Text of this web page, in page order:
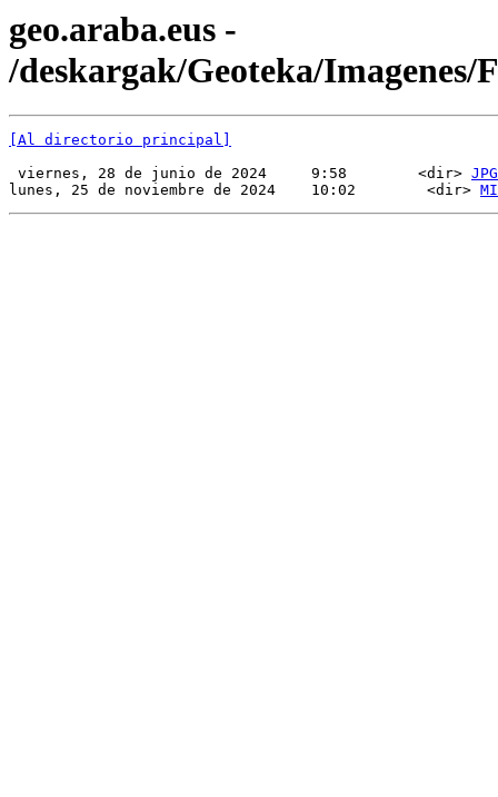
geo.araba.eus -
/deskargak/Geoteka/Imagenes/
[Al directorio principal]
viernes, 28 de junio de 2024     9:58        <dir> JPG
lunes, 25 de noviembre de 2024    10:02        <dir>